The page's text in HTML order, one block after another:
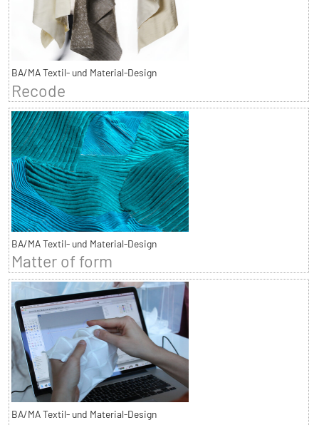
BA/MA Textil- und Material-Design
Recode
BA/MA Textil- und Material-Design
Matter of form
BA/MA Textil- und Material-Design